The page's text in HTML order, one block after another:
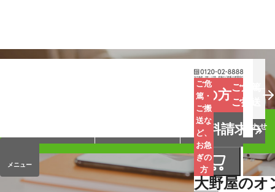
ご危
篤・
ご搬
送な
ど、
お急
ぎの
方
お急ぎの方ご危篤
ご搬送
資料請求
大野屋のオ
メニュー
会員サービス
お問い合わせ